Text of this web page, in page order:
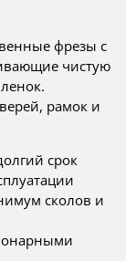
фрезы с
чистую
рамок и
срок
сколов и